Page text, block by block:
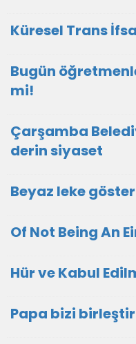
Küresel Trans
Bugün
mi!
Çarşamba
derin siyaset
Beyaz leke
Of Not Being An
Hür ve Kabul
Papa bizi